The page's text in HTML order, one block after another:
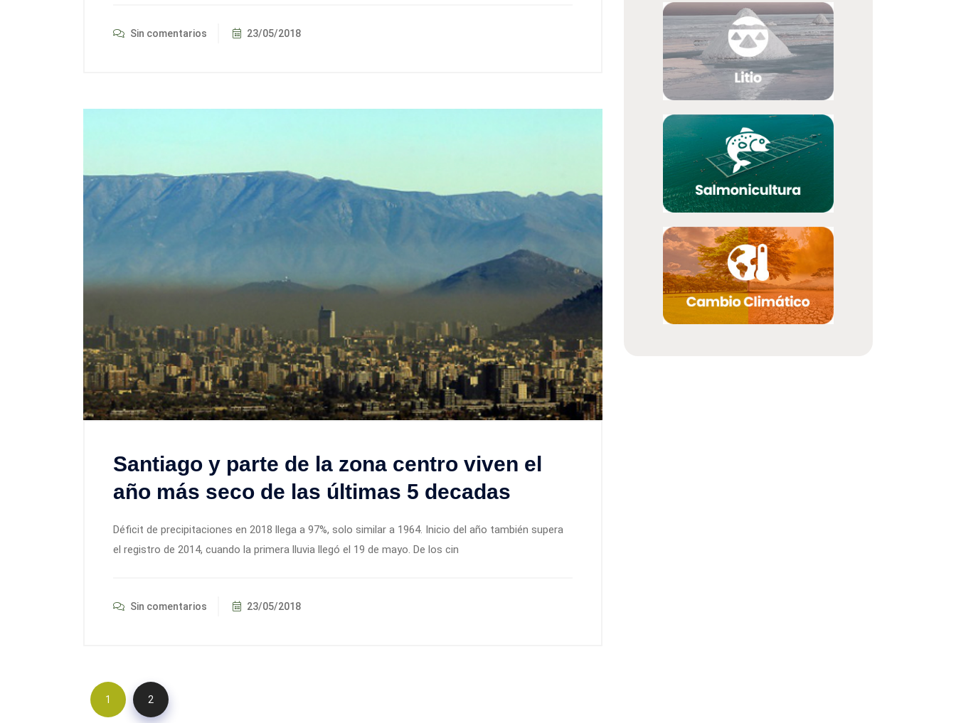
Sin comentarios 23/05/2018
Santiago y parte de la zona centro viven el
año más seco de las últimas 5 decadas
Déficit de precipitaciones en 2018 llega a 97%, solo similar a 1964. Inicio del año también supera
el registro de 2014, cuando la primera lluvia llegó el 19 de mayo. De los cin
Sin comentarios 23/05/2018
1 2